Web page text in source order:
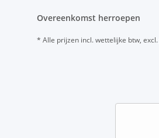
Overeenkomst herroepen
* Alle prijzen incl. wettelijke btw, excl.